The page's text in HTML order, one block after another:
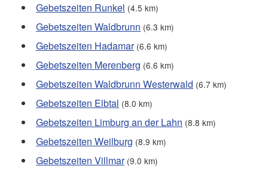
Gebetszeiten Runkel (4.5 km)
Gebetszeiten Waldbrunn (6.3 km)
Gebetszeiten Hadamar (6.6 km)
Gebetszeiten Merenberg (6.6 km)
Gebetszeiten Waldbrunn Westerwald (6.7 km)
Gebetszeiten Elbtal (8.0 km)
Gebetszeiten Limburg an der Lahn (8.8 km)
Gebetszeiten Weilburg (8.9 km)
Gebetszeiten Villmar (9.0 km)